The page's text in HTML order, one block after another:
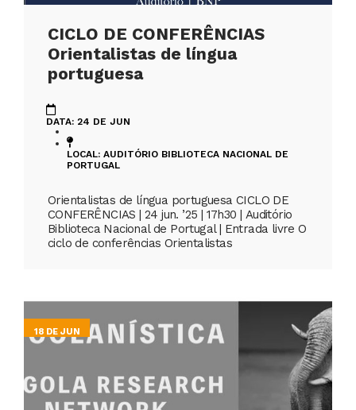
CICLO DE CONFERÊNCIAS
Orientalistas de língua
portuguesa
DATA: 24 DE JUN
LOCAL: AUDITÓRIO BIBLIOTECA NACIONAL DE
PORTUGAL
Orientalistas de língua portuguesa CICLO DE
CONFERÊNCIAS | 24 jun. ’25 | 17h30 | Auditório
Biblioteca Nacional de Portugal | Entrada livre O
ciclo de conferências Orientalistas
18 DE JUN